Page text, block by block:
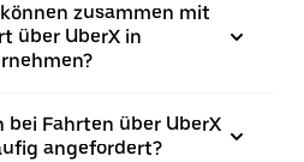
zusammen mit
über UberX in
bei Fahrten über UberX
angefordert?